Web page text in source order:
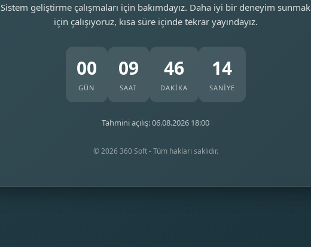
Sistem geliştirme çalışmaları için bakımdayız. Daha iyi bir deneyim sunmak
için çalışıyoruz, kısa süre içinde tekrar yayındayız.
00
GÜN
09
SAAT
46
DAKİKA
14
SANİYE
Tahmini açılış: 06.08.2026 18:00
© 2026 360 Soft - Tüm hakları saklıdır.